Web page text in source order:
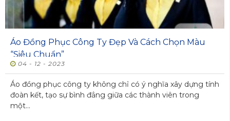
Áo Đồng Phục Công Ty Đẹp Và Cách Chọn Màu
“Siêu Chuẩn”
04 - 12 - 2023
Áo đồng phục công ty không chỉ có ý nghĩa xây dựng tính
đoàn kết, tạo sự bình đẳng giữa các thành viên trong
một...